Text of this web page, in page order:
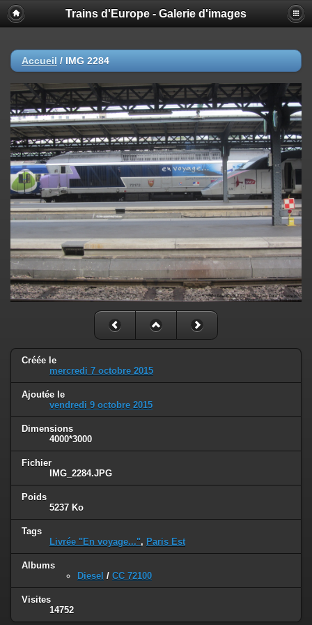
Trains d'Europe - Galerie d'images
Accueil / IMG 2284
Créée le
mercredi 7 octobre 2015
Ajoutée le
vendredi 9 octobre 2015
Dimensions
4000*3000
Fichier
IMG_2284.JPG
Poids
5237 Ko
Tags
Livrée "En voyage...", Paris Est
Albums
Diesel / CC 72100
Visites
14752